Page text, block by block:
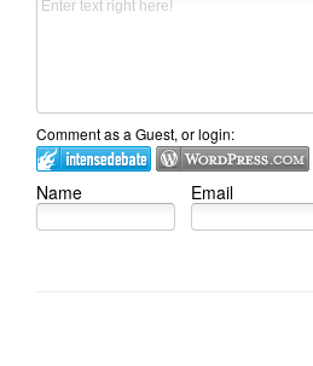
Comment as a Guest, or login:
Name Email